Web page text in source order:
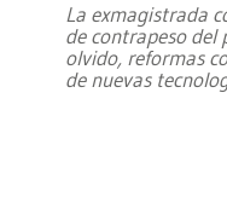
La exmagistrada
de contrapeso del
olvido, reformas
de nuevas